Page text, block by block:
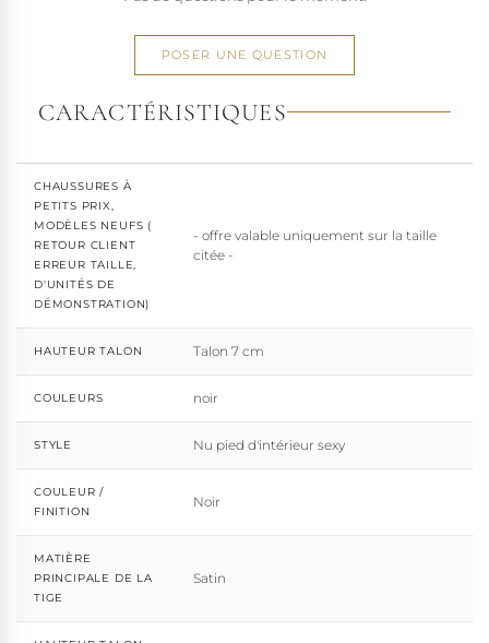
POSER UNE QUESTION
CARACTÉRISTIQUES
CHAUSSURES À
PETITS PRIX,
MODÈLES NEUFS (
RETOUR CLIENT
ERREUR TAILLE,
D'UNITÉS DE
DÉMONSTRATION)
- offre valable uniquement sur la taille
citée -
HAUTEUR TALON Talon 7 cm
COULEURS noir
STYLE Nu pied d'intérieur sexy
COULEUR /
FINITION
Noir
MATIÈRE
PRINCIPALE DE LA
TIGE
Satin